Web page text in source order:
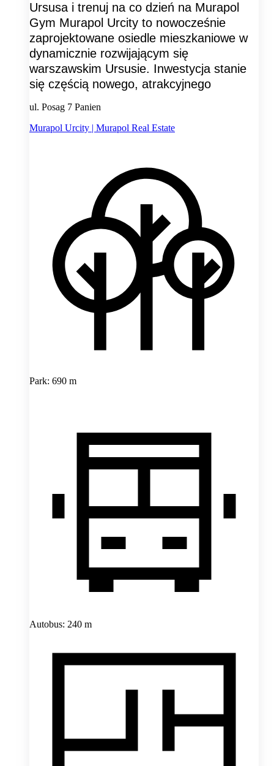
Ursusa i trenuj na co dzień na Murapol
Gym Murapol Urcity to nowocześnie
zaprojektowane osiedle mieszkaniowe w
dynamicznie rozwijającym się
warszawskim Ursusie. Inwestycja stanie
się częścią nowego, atrakcyjnego
ul. Posag 7 Panien
Murapol Urcity | Murapol Real Estate
Park: 690 m
Autobus: 240 m